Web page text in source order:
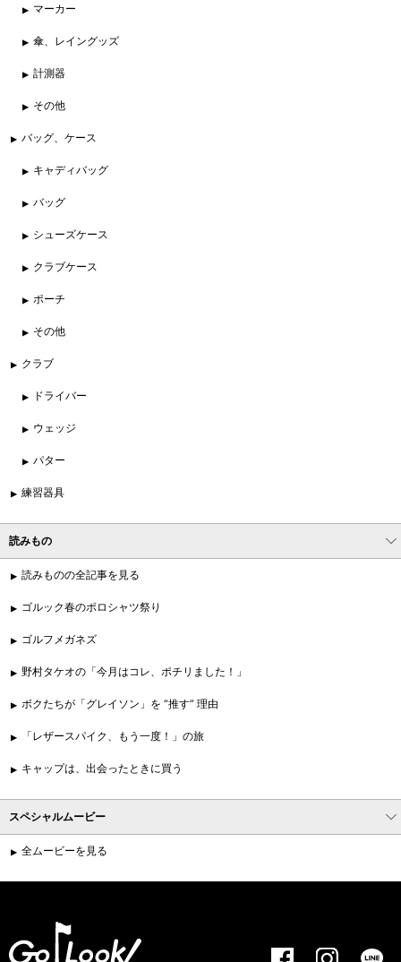
マーカー
傘、レイングッズ
計測器
その他
バッグ、ケース
キャディバッグ
バッグ
シューズケース
クラブケース
ポーチ
その他
クラブ
ドライバー
ウェッジ
パター
練習器具
読みもの
読みものの全記事を見る
ゴルック春のポロシャツ祭り
ゴルフメガネズ
野村タケオの「今月はコレ、ポチリました！」
ボクたちが「グレイソン」を “推す” 理由
「レザースパイク、もう一度！」の旅
キャップは、出会ったときに買う
スペシャルムービー
全ムービーを見る